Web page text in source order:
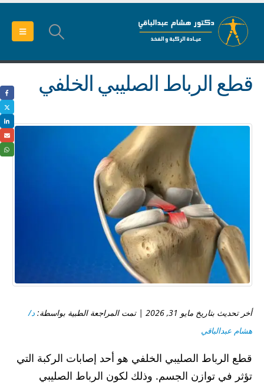
قطع الرباط الصليبي الخلفي
أخر تحديث بتاريخ مايو 31, 2026 | تمت المراجعة الطبية بواسطة:
د/
هشام عبدالباقي
قطع الرباط الصليبي الخلفي هو أحد إصابات الركبة التي
تؤثر في توازن الجسم. وذلك لكون الرباط الصليبي